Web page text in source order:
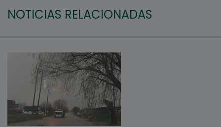
NOTICIAS RELACIONADAS